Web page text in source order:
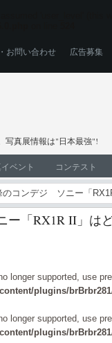
お問い合わせ 広告募集
写真展情報は"日本最強"!
ベント コンテスト
のコンデジ ソニー「
「RX1R II」は
longer supported, use
plugins/
longer supported, use
plugins/